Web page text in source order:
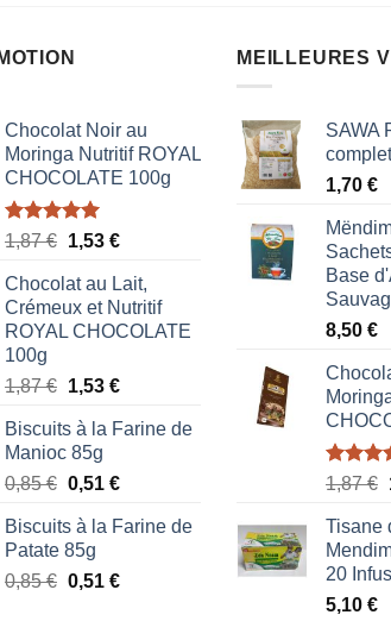
Chocolat Noir au
Moringa Nutritif ROYAL
CHOCOLATE 100g
Note5.00
1,87€ Le
initial
était :
1,87 €.
1,53 €Le
actuel
est :
1,53 €.
Chocolat au Lait,
Crémeux et Nutritif
ROYAL CHOCOLATE
100g
1,87€ Le
initial
était :
1,87 €.
1,53 €Le
actuel
1,53 €.
Biscuits à la Farine de
Manioc 85g
0,85€ Le
initial
était :
0,85 €.
0,51 €Le
actuel
0,51 €.
Biscuits à la Farine de
Patate 85g
0,85€ Le
0,51 €Le
MEILLEURES
SAWA
1,70 €
Base
8,50 €
Note
1,87€
Tisane
20
5,10 €